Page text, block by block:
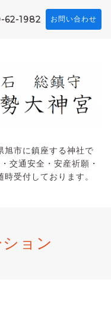
62-1982 お問い合わせ
旭市に鎮座する神社で
交通安全・安産祈願・
受付しております。
ョン